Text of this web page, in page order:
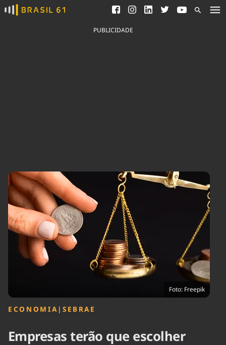
Ver todas as notícias
Saneamento
Indicadores
Agronegócios
Brasil
Brasil Mineral
Ciência &
Tecnologia
Cinema
Comportamento
Cultura
Economia
Educação
Infraestrutura
Internacional
Meio Ambiente
Tempo
PUBLICIDADE
Foto: Freepik
ECONOMIA | SEBRAE
Empresas terão que escolher